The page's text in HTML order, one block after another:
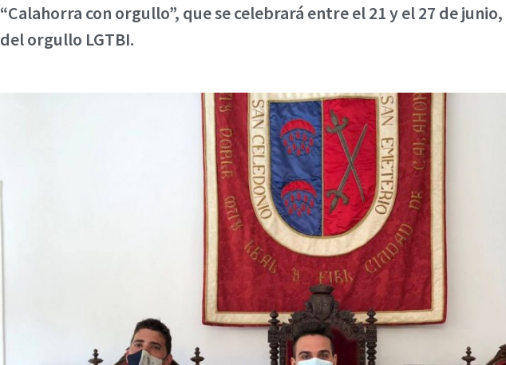
“Calahorra con orgullo”, que se celebrará entre el 21 y el 27 de
del orgullo LGTBI.